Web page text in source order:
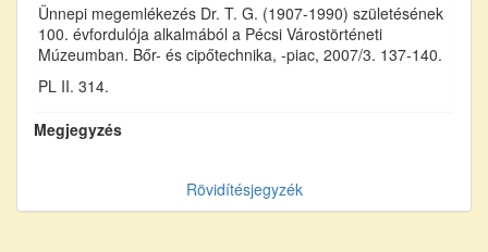
Ünnepi megemlékezés Dr. T. G. (1907-1990) születésének
100. évfordulója alkalmából a Pécsi Várostörténeti
Múzeumban. Bőr- és cipőtechnika, -piac, 2007/3. 137-140.
PL II. 314.
Megjegyzés
Rövidítésjegyzék